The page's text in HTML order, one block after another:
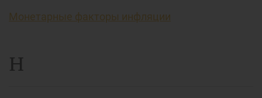
Монетарные факторы инфляции
Н